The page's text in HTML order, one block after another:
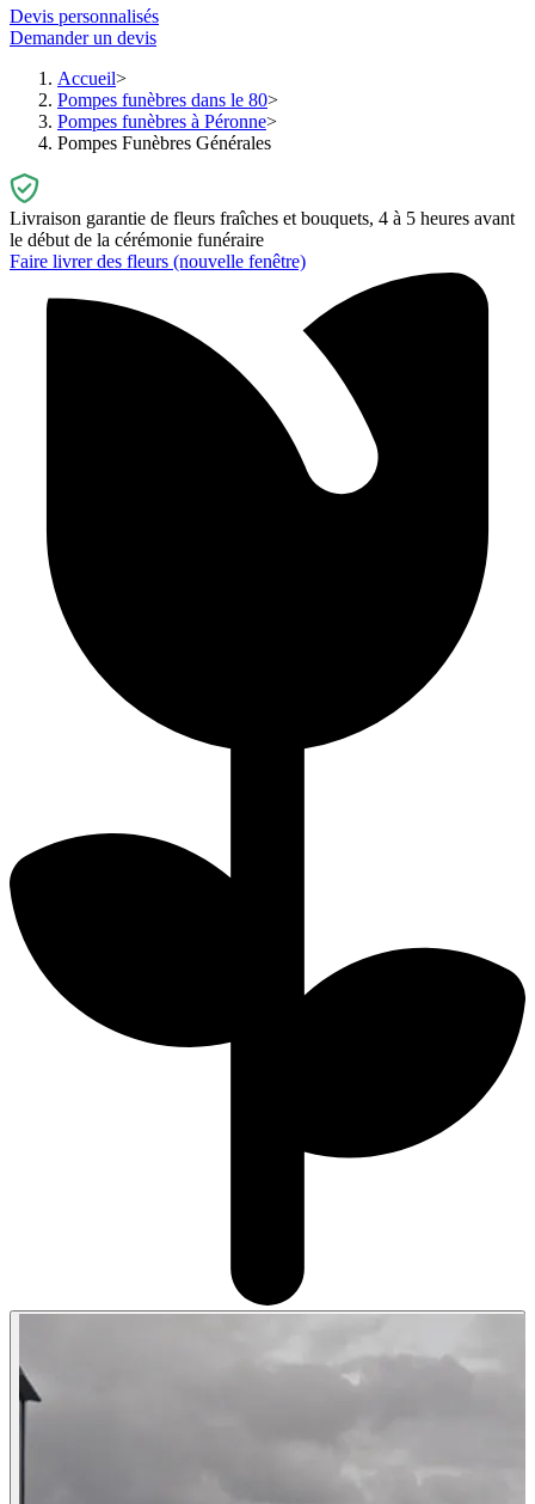
Devis personnalisés
Demander un devis
Accueil
Pompes funèbres dans le 80
Pompes funèbres à Péronne
Pompes Funèbres Générales
Livraison garantie de fleurs fraîches et bouquets, 4 à 5 heures avant
le début de la cérémonie funéraire
Faire livrer des fleurs (nouvelle fenêtre)